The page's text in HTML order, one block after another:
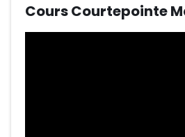
Cours Courtepointe